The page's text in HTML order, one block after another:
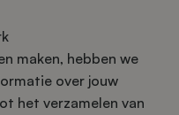
maken, hebben we
over jouw
het verzamelen van